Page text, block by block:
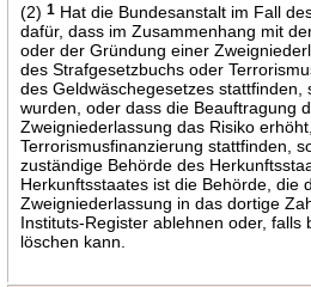
(2)1 Hat die Bundesanstalt im Fall
dafür, dass im Zusammenhang mit
oder der Gründung einer
des Strafgesetzbuchs oder
des Geldwäschegesetzes
wurden, oder dass die Beauftragung
Zweigniederlassung das Risiko
Terrorismusfinanzierung stattfinden,
zuständige Behörde des
Herkunftsstaates ist die Behörde, die
Zweigniederlassung in das dortige
Instituts-Register ablehnen oder,
löschen kann.